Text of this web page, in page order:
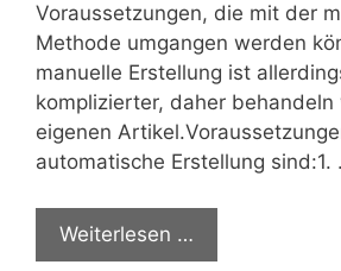
Voraussetzungen, die mit der
Methode umgangen werden
manuelle Erstellung ist
komplizierter, daher behandeln
eigenen
automatische Erstellung sind:1.
Weiterlesen …